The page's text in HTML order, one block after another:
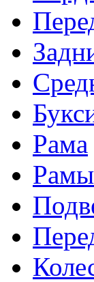
Рама